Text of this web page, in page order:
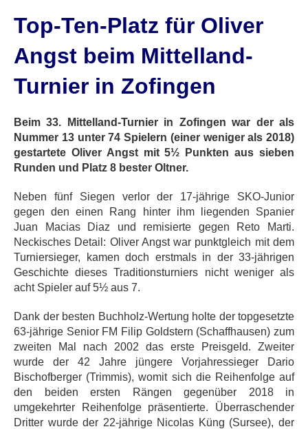
Top-Ten-Platz für Oliver
Angst beim Mittelland-
Turnier in Zofingen
Beim 33. Mittelland-Turnier in Zofingen war der als
Nummer 13 unter 74 Spielern (einer weniger als 2018)
gestartete Oliver Angst mit 5½ Punkten aus sieben
Runden und Platz 8 bester Oltner.
Neben fünf Siegen verlor der 17-jährige SKO-Junior
gegen den einen Rang hinter ihm liegenden Spanier
Juan Macias Diaz und remisierte gegen Reto Marti.
Neckisches Detail: Oliver Angst war punktgleich mit dem
Turniersieger, kamen doch erstmals in der 33-jährigen
Geschichte dieses Traditionsturniers nicht weniger als
acht Spieler auf 5½ aus 7.
Dank der besten Buchholz-Wertung holte der topgesetzte
63-jährige Senior FM Filip Goldstern (Schaffhausen) zum
zweiten Mal nach 2002 das erste Preisgeld. Zweiter
wurde der 42 Jahre jüngere Vorjahressieger Dario
Bischofberger (Trimmis), womit sich die Reihenfolge auf
den beiden ersten Rängen gegenüber 2018 in
umgekehrter Reihenfolge präsentierte. Überraschender
Dritter wurde der 22-jährige Nicolas Küng (Sursee), der